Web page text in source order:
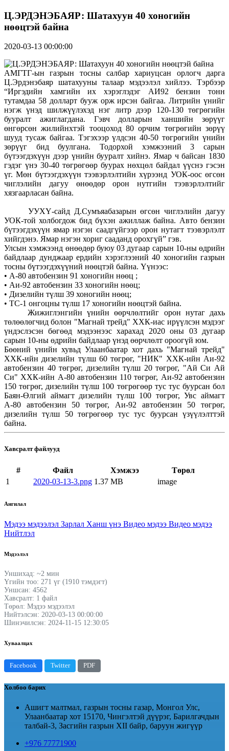
Ц.ЭРДЭНЭБАЯР: Шатахуун 40 хоногийн
нөөцтэй байна
2020-03-13 00:00:00
АМГТГ-ын газрын тосны салбар хариуцсан орлогч дарга
Ц.Эрдэнэбаяр шатахууны талаар мэдээлэл хийлээ. Тэрбээр
“Иргэдийн хамгийн их хэрэглэдэг АИ92 бензин тонн
тутамдаа 58 долларт бууж орж ирсэн байгаа. Литрийн үнийг
нэгж үнэд шилжүүлэхэд нэг литр дээр 120-130 төгрөгийн
бууралт ажиглагдана. Гэвч долларын ханшийн зөрүүг
өнгөрсөн жилийнхтэй тооцоход 80 орчим төгрөгийн зөрүү
шууд тусаж байгаа. Тэгэхээр үлдсэн 40-50 төгрөгийн үнийн
зөрүүг бид буулгана. Тодорхой хэмжээний 3 сарын
бүтээгдэхүүн дээр үнийн бууралт хийнэ. Ямар ч байсан 1830
гэдэг үнэ 30-40 төгрөгөөр буурах нөхцөл байдал үүснэ гэсэн
үг. Мөн бүтээгдэхүүн тээвэрлэлтийн хүрээнд УОК-оос өгсөн
чиглэлийн дагуу өнөөдөр орон нутгийн тээвэрлэлтийг
хязгаарласан байна.
УУХҮ-сайд Д.Сумъяабазарын өгсөн чиглэлийн дагуу
УОК-той холбогдож бид бүхэн ажиллаж байна. Авто бензин
бүтээгдэхүүн ямар нэгэн саадгүйгээр орон нутагт тээвэрлэлт
хийгдэнэ. Ямар нэгэн хориг сааданд орохгүй” гэв.
Улсын хэмжээнд өнөөдөр буюу 03 дугаар сарын 10-ны өдрийн
байдлаар дунджаар ердийн хэрэглээний 40 хоногийн газрын
тосны бүтээгдэхүүний нөөцтэй байна. Үүнээс:
• А-80 автобензин 91 хоногийн нөөц ;
• Аи-92 автобензин 33 хоногийн нөөц;
• Дизелийн түлш 39 хоногийн нөөц;
• ТС-1 онгоцны түлш 17 хоногийн нөөцтэй байна.
Жижиглэнгийн үнийн өөрчлөлтийг орон нутаг дахь
төлөөлөгчид болон "Магнай трейд" ХХК-иас ирүүлсэн мэдээг
үндэслэсэн бөгөөд мэдээнээс харахад 2020 оны 03 дугаар
сарын 10-ны өдрийн байдлаар үнэд өөрчлөлт ороогүй юм.
Бөөний үнийн хувьд Улаанбаатар хот дахь "Магнай трейд"
ХХК-ийн дизелийн түлш 60 төгрөг, "НИК" ХХК-ийн Аи-92
автобензин 40 төгрөг, дизелийн түлш 20 төгрөг, "Ай Си Ай
Си" ХХК-ийн А-80 автобензин 110 төгрөг, Аи-92 автобензин
150 төгрөг, дизелийн түлш 100 төгрөгөөр тус тус буурсан бол
Баян-Өлгий аймагт дизелийн түлш 100 төгрөг, Увс аймагт
А-80 автобензин 50 төгрөг, Аи-92 автобензин 50 төгрөг,
дизелийн түлш 50 төгрөгөөр тус тус буурсан үзүүлэлттэй
байна.
Хавсралт файлууд
# Файл Хэмжээ
Төрөл
1
2020-03-13-3.png 1.37 MB image
Ангилал
Мэдээ мэдээлэл Зарлал Ханш үнэ Видео мэдээ Видео мэдээ
Нийтлэл
Мэдээлэл
Уншихад: ~2 мин
Үгийн тоо: 271 үг (1910 тэмдэгт)
Уншсан: 4562
Хавсралт: 1 файл
Төрөл: Мэдээ мэдээлэл
Нийтэлсэн: 2020-03-13 00:00:00
Шинэчилсэн: 2024-11-15 12:30:05
Хуваалцах
Facebook Twitter PDF
Холбоо барих
Ашигт малтмал, газрын тосны газар, Монгол Улс,
Улаанбаатар хот 15170, Чингэлтэй дүүрэг, Барилгачдын
талбай-3, Засгийн газрын XII байр, баруун жигүүр
+976 77771900